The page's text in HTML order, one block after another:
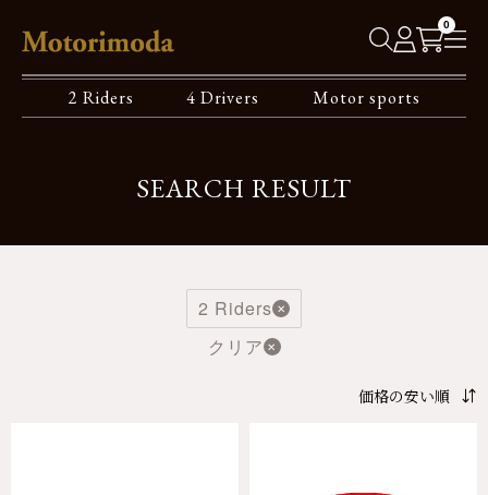
0
2 Riders 4 Drivers Motor sports
SEARCH RESULT
2 Riders
クリア